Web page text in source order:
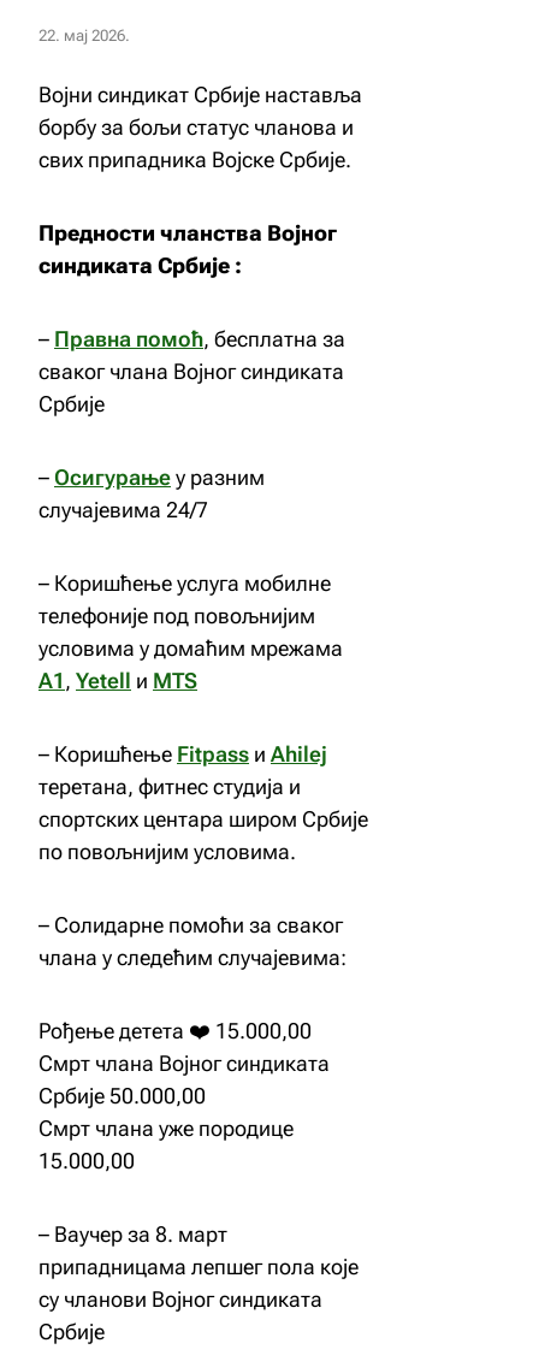
22. мај 2026.
Војни синдикат Србије наставља
борбу за бољи статус чланова и
свих припадника Војске Србије.
Предности чланства Војног
синдиката Србије :
– Правна помоћ, бесплатна за
сваког члана Војног синдиката
Србије
–Осигурањеу разним
случајевима 24/7
– Коришћење услуга мобилне
телефоније под повољнијим
условима у домаћим мрежама
А1, Yetell и MTS
– Коришћење Fitpass и Ahilej
теретана, фитнес студија и
спортскиx центара широм Србије
по повољнијим условима.
– Солидарне помоћи за сваког
члана у следећим случајевима:
Рођење детета ❤️ 15.000,00
Смрт члана Војног синдиката
Србије 50.000,00
Смрт члана уже породице
15.000,00
– Ваучер за 8. март
припадницама лепшег пола које
су чланови Војног синдиката
Србије